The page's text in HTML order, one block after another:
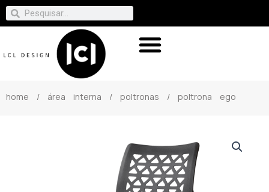
home / área interna / poltronas / poltrona ego